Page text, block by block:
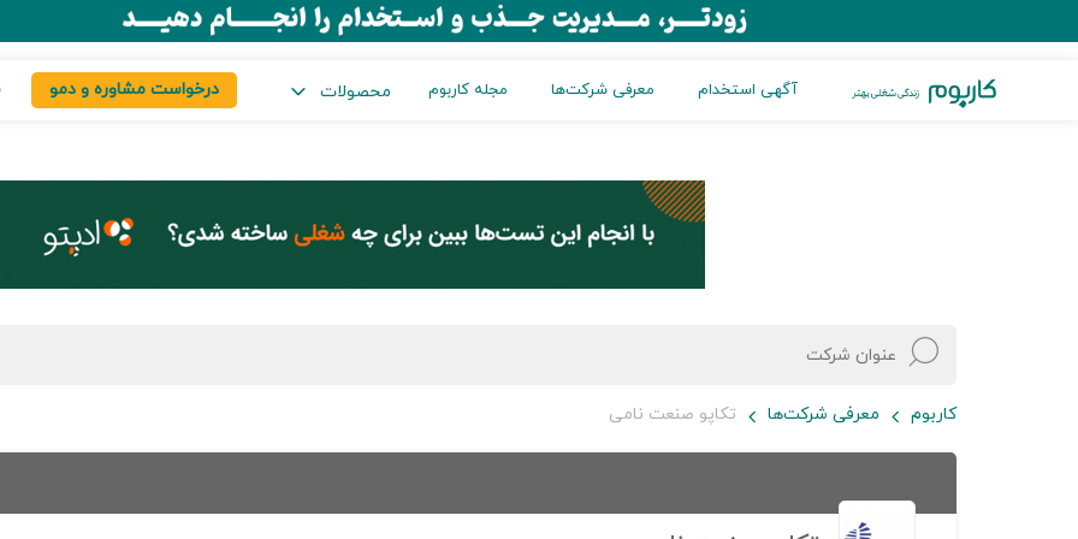
آگهی استخدام معرفی شرکت‌ها مجله کاربوم محصولات درخواست مشاوره و دمو
کاربوم معرفی شرکت‌ها تکاپو صنعت نامی